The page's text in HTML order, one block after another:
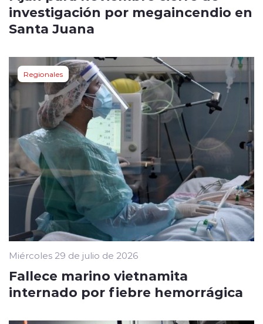
investigación por megaincendio en
Santa Juana
Regionales
Miércoles 29 de julio de 2026
Fallece marino vietnamita
internado por fiebre hemorrágica